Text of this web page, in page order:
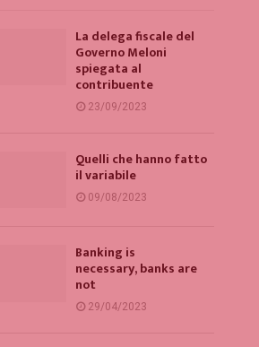
La delega fiscale del
Governo Meloni
spiegata al
contribuente
23/09/2023
Quelli che hanno fatto
il variabile
09/08/2023
Banking is
necessary, banks are
not
29/04/2023